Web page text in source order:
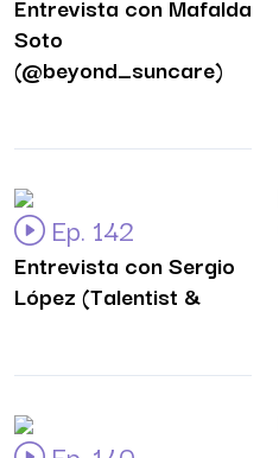
Soto
(@beyond_suncare)
Ep. 142
Entrevista con Sergio
López (Talentist &